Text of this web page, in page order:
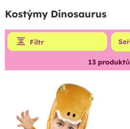
Kostýmy Dinosaurus
Filtr
13 produktů